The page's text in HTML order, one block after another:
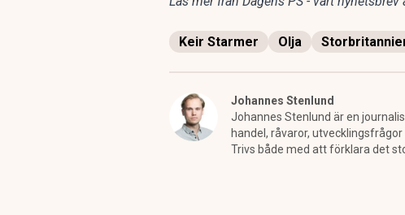
Keir Starmer Olja
Johannes Stenlund
Johannes Stenlund är en
handel, råvaror,
Trivs både med att förklara det